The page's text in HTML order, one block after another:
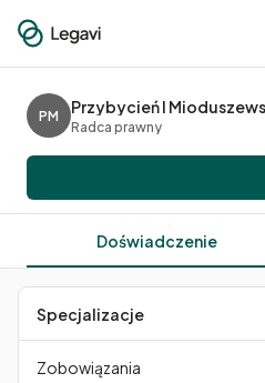
PM Przybycień I
Radca prawny
Doświadczenie
Specjalizacje
Zobowiązania